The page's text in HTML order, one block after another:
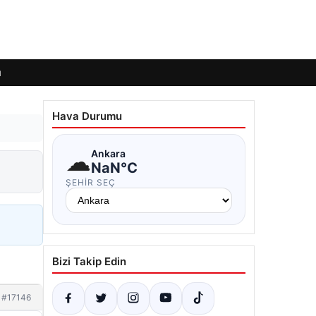
#17146
Hava Durumu
☁Ankara
NaN°C
ŞEHIR SEÇ
Bizi Takip Edin